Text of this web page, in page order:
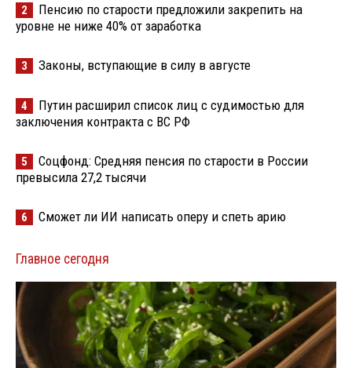
2
Пенсию по старости предложили закрепить на
уровне не ниже 40% от заработка
3 Законы, вступающие в силу в августе
4
Путин расширил список лиц с судимостью для
заключения контракта с ВС РФ
5
Соцфонд: Средняя пенсия по старости в России
превысила 27,2 тысячи
6 Сможет ли ИИ написать оперу и спеть арию
Главное сегодня